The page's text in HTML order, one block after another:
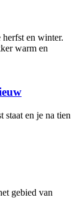
en winter.
warm en
staat en je na tien
gebied van